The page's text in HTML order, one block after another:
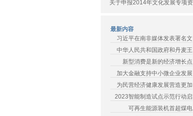
关于申报2014年文化发展专项资
最新内容
习近平在南非媒体发表署名文
中华人民共和国政府和丹麦王
新型消费是新的经济增长点
加大金融支持中小微企业发展
为民营经济健康发展营造更加
2023智能制造试点示范行动启
可再生能源装机首超煤电